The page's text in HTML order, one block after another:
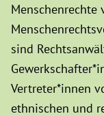
sind
Vertreter*innen
ethnischen und